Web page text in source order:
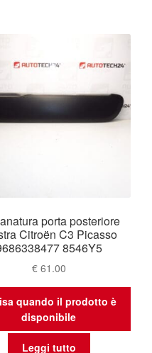
porta posteriore
Citroën C3 Picasso
8546Y5
€61.00
quando il prodotto è
disponibile
Leggi tutto